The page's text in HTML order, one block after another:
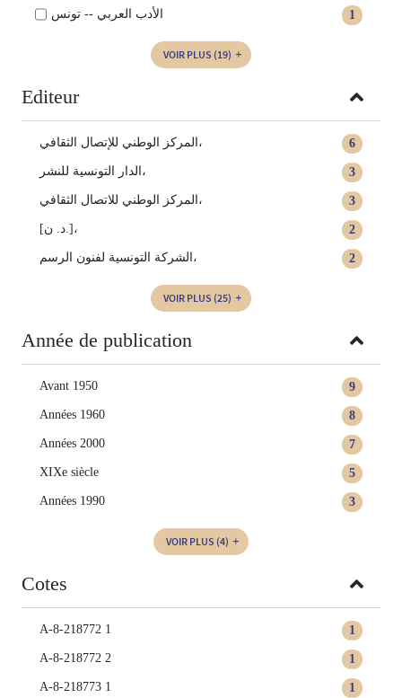
1 الأدب العربي -- تونس
VOIR PLUS (19)
Editeur
6 المركز الوطني للإتصال الثقافي،
3 الدار التونسية للنشر،
3 المركز الوطني للاتصال الثقافي،
2 [د. ن.]،
2 الشركة التونسية لفنون الرسم،
VOIR PLUS (25)
Année de publication
9
Avant 1950
8
Années 1960
7
Années 2000
5
XIXe siècle
3
Années 1990
VOIR PLUS (4)
Cotes
1
A-8-218772 1
1
A-8-218772 2
1
A-8-218773 1